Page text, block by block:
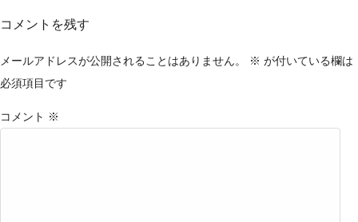
コメントを残す
メールアドレスが公開されることはありません。 ※ が付いている欄は
必須項目です
コメント ※